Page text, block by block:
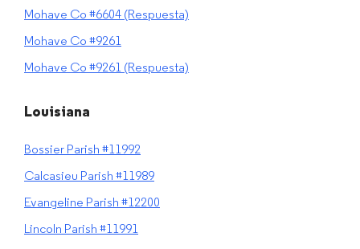
Mohave Co #6604 (Respuesta)
Mohave Co #9261
Mohave Co #9261 (Respuesta)
Louisiana
Bossier Parish #11992
Calcasieu Parish #11989
Evangeline Parish #12200
Lincoln Parish #11991